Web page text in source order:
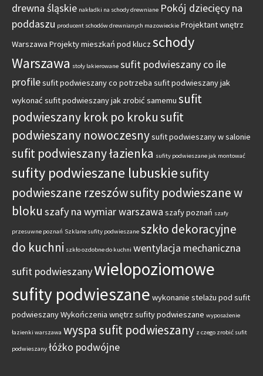
drewna śląskie nakładki na schody drewniane Pokój dziecięcy na
poddaszu producent schodów drewnianych mazowieckie Projektant wnętrz
Warszawa Projekty mieszkań pod klucz schody
Warszawa stoły lakierowane sufit podwieszany co ile
profilesufit podwieszany co potrzeba sufit podwieszany jak
wykonać sufit podwieszany jak zrobić samemu sufit
podwieszany krok po krokusufit
podwieszany nowoczesnysufit podwieszany w salonie
sufit podwieszany łazienka sufity podwieszane jak montować
sufity podwieszane lubuskiesufity
podwieszane rzeszówsufity podwieszane w
bloku szafy na wymiar warszawa szafy poznań szafy
przesuwne poznań Szklane sufity podwieszane szkło dekoracyjne
do kuchni szkło ozdobne do kuchni wentylacja mechaniczna
sufit podwieszanywielopoziomowe
sufity podwieszane wykonanie stelażu pod sufit
podwieszanyWykończenia wnętrz sufity podwieszane wyposażenie
łazienki warszawa wyspa sufit podwieszany z czego zrobić sufit
podwieszany łóżko podwójne